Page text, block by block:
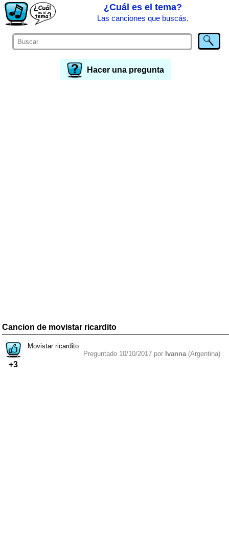
¿Cuál es el tema?
Las canciones que buscás.
Hacer una pregunta
Cancion de movistar ricardito
+3
Movistar ricardito
Preguntado 10/10/2017 por Ivanna (Argentina)